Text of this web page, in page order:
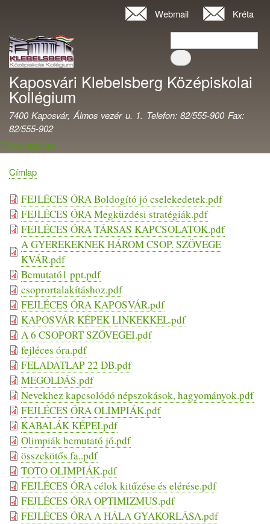
Ugrás
a
fiók
menüje
Webmail Kréta
Keresés
Kaposvári Klebelsberg Középiskolai
Kollégium
7400 Kaposvár, Álmos vezér u. 1. Telefon: 82/555-900 Fax:
82/555-902
Fő navigáció
Morzsa
Címlap
FájlFEJLÉCES ÓRA Boldogító jó cselekedetek.pdf
FEJLÉCES ÓRA Megküzdési stratégiák.pdf
FEJLÉCES ÓRA TÁRSAS KAPCSOLATOK.pdf
A GYEREKEKNEK HÁROM CSOP. SZÖVEGE
KVÁR.pdf
Bemutató1 ppt.pdf
csoprortalakításhoz.pdf
FEJLÉCES ÓRA KAPOSVÁR.pdf
KAPOSVÁR KÉPEK LINKEKKEL.pdf
A 6 CSOPORT SZÖVEGEI.pdf
fejléces óra.pdf
FELADATLAP 22 DB.pdf
MEGOLDÁS.pdf
Nevekhez kapcsolódó népszokások, hagyományok.pdf
FEJLÉCES ÓRA OLIMPIÁK.pdf
KABALÁK KÉPEI.pdf
Olimpiák bemutató jó.pdf
összekötős fa..pdf
TOTO OLIMPIÁK.pdf
FEJLÉCES ÓRA célok kitűzése és elérése.pdf
FEJLÉCES ÓRA OPTIMIZMUS.pdf
FEJLÉCES ÓRA A HÁLA GYAKORLÁSA.pdf